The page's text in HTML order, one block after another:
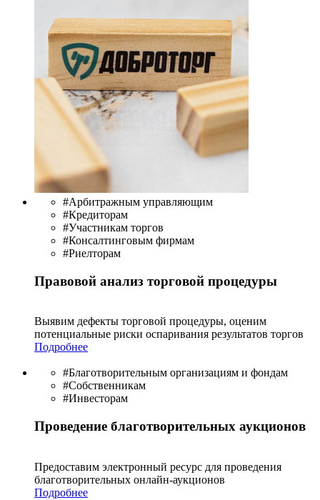
#Арбитражным управляющим
#Кредиторам
#Участникам торгов
#Консалтинговым фирмам
#Риелторам
Правовой анализ торговой процедуры
Выявим дефекты торговой процедуры, оценим
потенциальные риски оспаривания результатов торгов
Подробнее
#Благотворительным организациям и фондам
#Собственникам
#Инвесторам
Проведение благотворительных аукционов
Предоставим электронный ресурс для проведения
благотво­рительных онлайн-аукционов
Подробнее